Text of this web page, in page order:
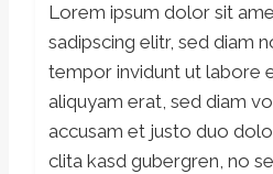
Lorem ipsum dolor sit
sadipscing elitr, sed diam
tempor invidunt ut labore
aliquyam erat, sed diam
accusam et justo duo
clita kasd gubergren, no